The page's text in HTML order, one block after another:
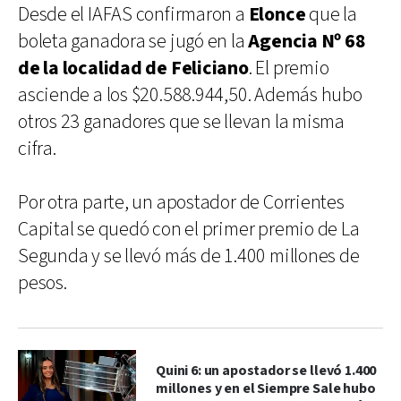
Desde el IAFAS confirmaron a Elonceque la
boleta ganadora se jugó en laAgencia Nº 68
de la localidad de Feliciano. El premio
asciende a los $20.588.944,50. Además hubo
otros 23 ganadores que se llevan la misma
cifra.
Por otra parte, un apostador de Corrientes
Capital se quedó con el primer premio de La
Segunda y se llevó más de 1.400 millones de
pesos.
Quini 6: un apostador se llevó 1.400
millones y en el Siempre Sale hubo